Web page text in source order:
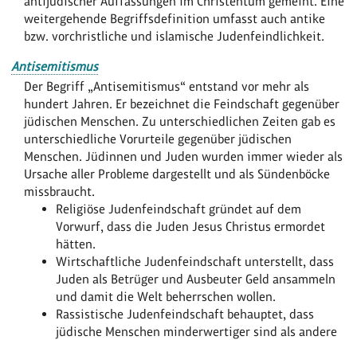
weitergehende Begriffsdefinition umfasst auch antike
bzw. vorchristliche und islamische Judenfeindlichkeit.
Antisemitismus
Der Begriff „Antisemitismus“ entstand vor mehr als
hundert Jahren. Er bezeichnet die Feindschaft gegenüber
jüdischen Menschen. Zu unterschiedlichen Zeiten gab es
unterschiedliche Vorurteile gegenüber jüdischen
Menschen. Jüdinnen und Juden wurden immer wieder als
Ursache aller Probleme dargestellt und als Sündenböcke
missbraucht.
Religiöse Judenfeindschaft gründet auf dem
Vorwurf, dass die Juden Jesus Christus ermordet
hätten.
Wirtschaftliche Judenfeindschaft unterstellt, dass
Juden als Betrüger und Ausbeuter Geld ansammeln
und damit die Welt beherrschen wollen.
Rassistische Judenfeindschaft behauptet, dass
jüdische Menschen minderwertiger sind als andere